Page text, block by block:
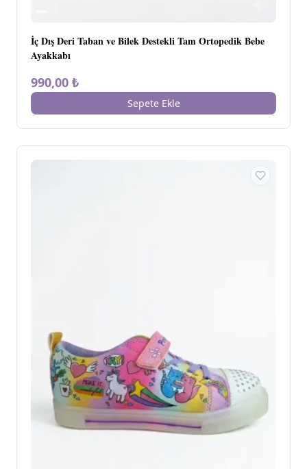
İç Dış Deri Taban ve Bilek Destekli Tam Ortopedik Bebe
Ayakkabı
990,00 ₺
Sepete Ekle